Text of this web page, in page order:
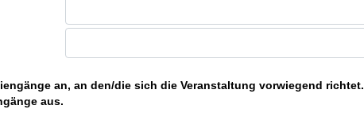
an, an den/die sich die Veranstaltung vorwiegend richtet.
aus.